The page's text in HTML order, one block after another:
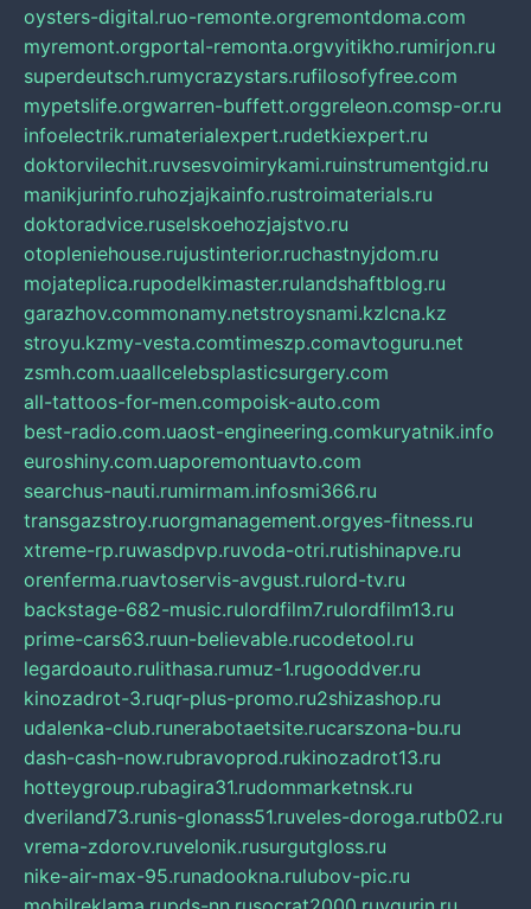
oysters-digital.ruo-remonte.orgremontdoma.com
myremont.orgportal-remonta.orgvyitikho.rumirjon.ru
superdeutsch.rumycrazystars.rufilosofyfree.com
mypetslife.orgwarren-buffett.orggreleon.comsp-or.ru
infoelectrik.rumaterialexpert.rudetkiexpert.ru
doktorvilechit.ruvsesvoimirykami.ruinstrumentgid.ru
manikjurinfo.ruhozjajkainfo.rustroimaterials.ru
doktoradvice.ruselskoehozjajstvo.ru
otopleniehouse.rujustinterior.ruchastnyjdom.ru
mojateplica.rupodelkimaster.rulandshaftblog.ru
garazhov.commonamy.netstroysnami.kzlcna.kz
stroyu.kzmy-vesta.comtimeszp.comavtoguru.net
zsmh.com.uaallcelebsplasticsurgery.com
all-tattoos-for-men.compoisk-auto.com
best-radio.com.uaost-engineering.comkuryatnik.info
euroshiny.com.uaporemontuavto.com
searchus-nauti.rumirmam.infosmi366.ru
transgazstroy.ruorgmanagement.orgyes-fitness.ru
xtreme-rp.ruwasdpvp.ruvoda-otri.rutishinapve.ru
orenferma.ruavtoservis-avgust.rulord-tv.ru
backstage-682-music.rulordfilm7.rulordfilm13.ru
prime-cars63.ruun-believable.rucodetool.ru
legardoauto.rulithasa.rumuz-1.rugooddver.ru
kinozadrot-3.ruqr-plus-promo.ru2shizashop.ru
udalenka-club.runerabotaetsite.rucarszona-bu.ru
dash-cash-now.rubravoprod.rukinozadrot13.ru
hotteygroup.rubagira31.rudommarketnsk.ru
dveriland73.runis-glonass51.ruveles-doroga.rutb02.ru
vrema-zdorov.ruvelonik.rusurgutgloss.ru
nike-air-max-95.runadookna.rulubov-pic.ru